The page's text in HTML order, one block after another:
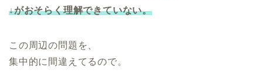
↓がおそらく理解できていない。
この周辺の問題を、
集中的に間違えてるので。